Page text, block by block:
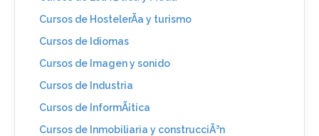
Cursos de HostelerÃ­a y turismo
Cursos de Idiomas
Cursos de Imagen y sonido
Cursos de Industria
Cursos de InformÃ¡tica
Cursos de Inmobiliaria y construcciÃ³n